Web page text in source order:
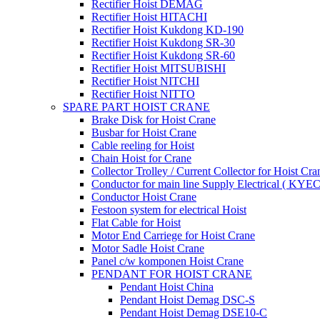
Rectifier Hoist DEMAG
Rectifier Hoist HITACHI
Rectifier Hoist Kukdong KD-190
Rectifier Hoist Kukdong SR-30
Rectifier Hoist Kukdong SR-60
Rectifier Hoist MITSUBISHI
Rectifier Hoist NITCHI
Rectifier Hoist NITTO
SPARE PART HOIST CRANE
Brake Disk for Hoist Crane
Busbar for Hoist Crane
Cable reeling for Hoist
Chain Hoist for Crane
Collector Trolley / Current Collector for Hoist
Conductor for main line Supply Electrical (
Conductor Hoist Crane
Festoon system for electrical Hoist
Flat Cable for Hoist
Motor End Carriege for Hoist Crane
Motor Sadle Hoist Crane
Panel c/w komponen Hoist Crane
PENDANT FOR HOIST CRANE
Pendant Hoist China
Pendant Hoist Demag DSC-S
Pendant Hoist Demag DSE10-C